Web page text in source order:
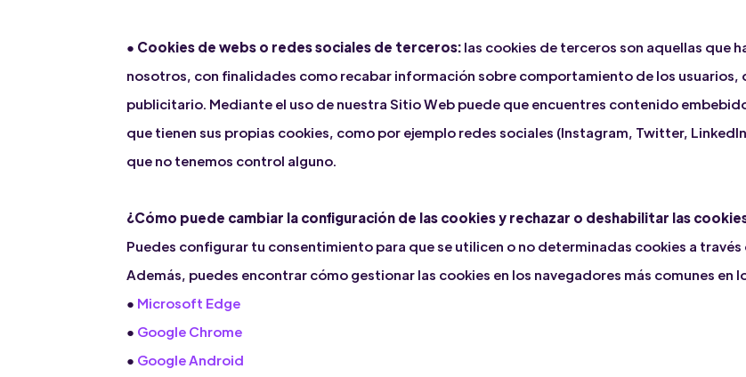
● Cookies de webs o redes sociales de terceros: las cookies de terceros son aquellas que
nosotros, con finalidades como recabar información sobre comportamiento de los
publicitario. Mediante el uso de nuestra Sitio Web puede que encuentres contenido
que tienen sus propias cookies, como por ejemplo redes sociales (Instagram, Twitter,
que no tenemos control alguno.
¿Cómo puede cambiar la configuración de las cookies y rechazar o deshabilitar las
Puedes configurar tu consentimiento para que se utilicen o no determinadas cookies a
Además, puedes encontrar cómo gestionar las cookies en los navegadores más comunes en
● Microsoft Edge
● Google Chrome
● Google Android